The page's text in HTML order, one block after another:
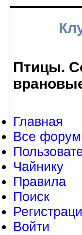
Птицы.
Главная
Все
Чайнику
Правила
Поиск
Войти